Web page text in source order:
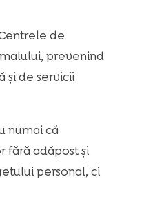
de
prevenind
și de servicii
numai că
fără adăpost și
personal, ci